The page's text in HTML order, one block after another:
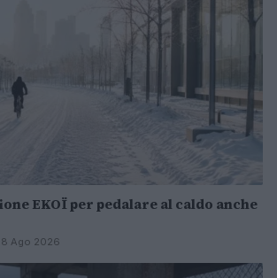
EKOÏ per pedalare al caldo anche
8 Ago 2026